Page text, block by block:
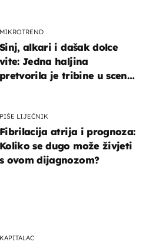
KAPITALAC
MIKROTREND
Sinj, alkari i dašak dolce
vite: Jedna haljina
pretvorila je tribine u scenu
PIŠE LIJEČNIK
Fibrilacija atrija i prognoza:
Koliko se dugo može živjeti
s ovom dijagnozom?